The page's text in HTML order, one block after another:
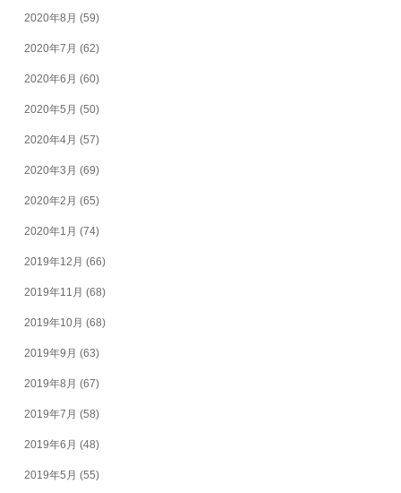
2020年8月 (59)
2020年7月 (62)
2020年6月 (60)
2020年5月 (50)
2020年4月 (57)
2020年3月 (69)
2020年2月 (65)
2020年1月 (74)
2019年12月 (66)
2019年11月 (68)
2019年10月 (68)
2019年9月 (63)
2019年8月 (67)
2019年7月 (58)
2019年6月 (48)
2019年5月 (55)